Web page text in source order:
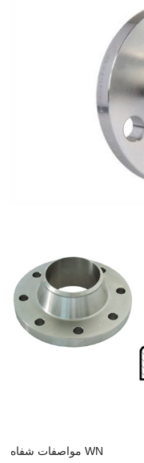
مواصفات شفاه WN